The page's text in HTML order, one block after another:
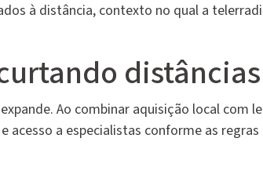
à distância, contexto no qual a
distâncias
Ao combinar aquisição local com
acesso a especialistas conforme as regras